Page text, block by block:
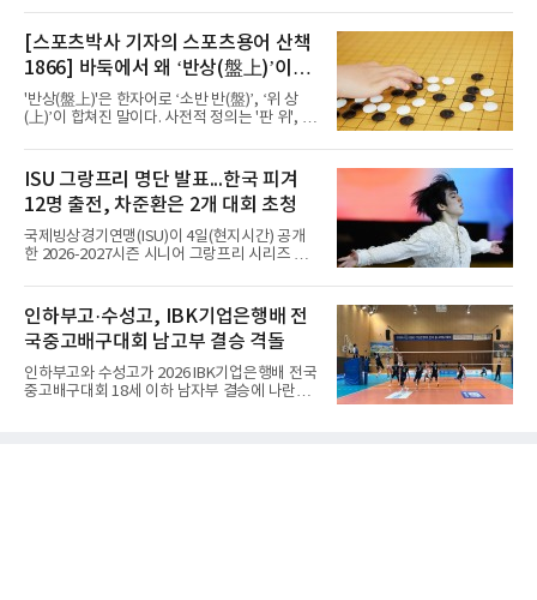
복을 응원하고 다시 신시내티에서 만나기를 바
란다는 뜻을 밝혔다.이제
로써 80개월 연속 1위 기록을 이어갔다.특이한
점은 점수 변동이 없었다는 것이다. 지난달 인공
지능 카타고와의 대결로 화제를 모았으나 공식
대국 출전 기회가 없어 이전 달과 같은 점수를 유
지한 채 여유 있게 정상을 지켰다.3, 4위는 신민
준·변상일 9단이 순위 변동 없이 자리를 보전했
다. 지난 7월 농심신라면배 국내선발전을 통해
위, 이지현·김지석 9단은 각각 7, 8위를 유지했
다. 김명훈 9단이 세 계단
[스포츠박사 기자의 스포츠용어 산책
1866] 바둑에서 왜 ‘반상(盤上)’이라
말할까
'반상(盤上)'은 한자어로 ‘소반 반(盤)’, ‘위 상
(上)’이 합쳐진 말이다. 사전적 정의는 '판 위', '바
상(盤上)이 단순히 '판 위에서'라는 일반적인 의
미로도 쓰였지만, 바둑 문화가 발달하면서 '바둑
판 위', 더 나아가 '바둑의 세계', '대국이 벌어지
는 공간'을 가리키는 전문 용어로 정착했다. 우리
나라에서도 같은 의미로 받아들여져 ‘반상의 승
부’, ‘반상의 고수’, ‘반상에 앉다’, ‘반상의 철학’
등의 표현을 쓴다.반상(盤上)은 오늘날 바둑을
왕조실록에서 반상(盤上)은 확인되지만,
ISU 그랑프리 명단 발표...한국 피겨
12명 출전, 차준환은 2개 대회 초청
국제빙상경기연맹(ISU)이 4일(현지시간) 공개
한 2026-2027시즌 시니어 그랑프리 시리즈 명
준환(서울시청), 서민규, 김현겸과 여자 싱글 김
채연, 김유재, 이해인, 신지아, 김유성, 윤서진,
윤아선, 김서영, 유영이다.이 가운데 차준환과
서민규, 김채연, 김유재, 이해인, 신지아 6명은 2
개 대회에 초청됐고 나머지는 한 차례만 나선다.
시리즈는 6개 대회로 치러지며 합산 성적 상위 6
명이 그랑프리 파이널에 오른다.차준환은 3차
인하부고·수성고, IBK기업은행배 전
국중고배구대회 남고부 결승 격돌
인하부고와 수성고가 2026 IBK기업은행배 전국
중고배구대회 18세 이하 남자부 결승에 나란히